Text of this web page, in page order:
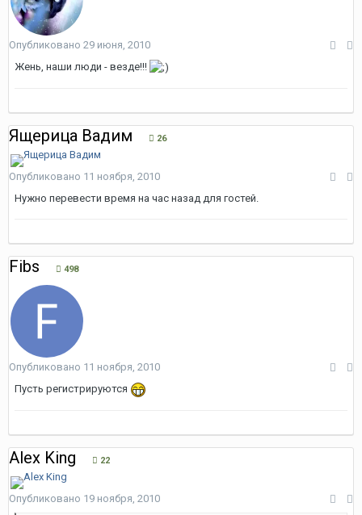
Опубликовано 29 июня, 2010
Жень, наши люди - везде!!!
Ящерица Вадим 26
Опубликовано 11 ноября, 2010
Нужно перевести время на час назад для гостей.
Fibs 498
Опубликовано 11 ноября, 2010
Пусть регистрируются
Alex King 22
Опубликовано 19 ноября, 2010